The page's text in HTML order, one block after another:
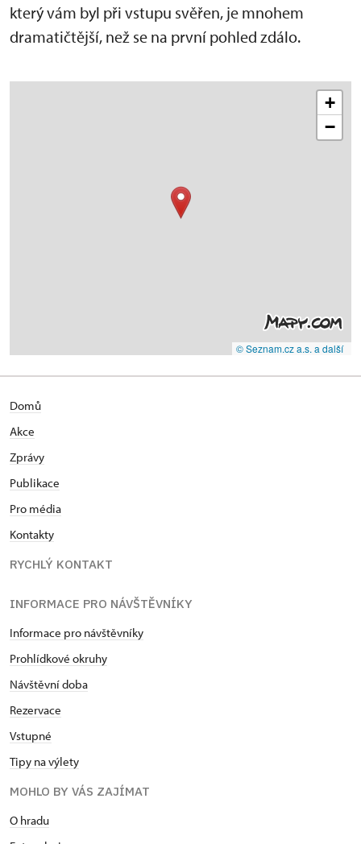
který vám byl při vstupu svěřen, je mnohem
dramatičtější, než se na první pohled zdálo.
+
−
© Seznam.cz a.s. a další
Domů
Akce
Zprávy
Publikace
Pro média
Kontakty
RYCHLÝ KONTAKT
INFORMACE PRO NÁVŠTĚVNÍKY
Informace pro návštěvníky
Prohlídkové okruhy
Návštěvní doba
Rezervace
Vstupné
Tipy na výlety
MOHLO BY VÁS ZAJÍMAT
O hradu